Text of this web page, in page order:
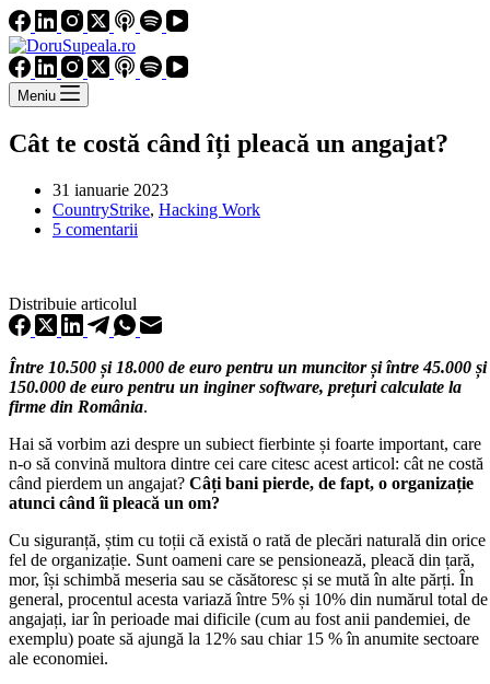
Meniu
Cât te costă când îți pleacă un angajat?
31 ianuarie 2023
CountryStrike, Hacking Work
5 comentarii
Distribuie articolul
Între 10.500 și 18.000 de euro pentru un muncitor și între 45.000 și
150.000 de euro pentru un inginer software, prețuri calculate la
firme din România.
Hai să vorbim azi despre un subiect fierbinte și foarte important, care
n-o să convină multora dintre cei care citesc acest articol: cât ne costă
când pierdem un angajat? Câți bani pierde, de fapt, o organizație
atunci când îi pleacă un om?
Cu siguranță, știm cu toții că există o rată de plecări naturală din orice
fel de organizație. Sunt oameni care se pensionează, pleacă din țară,
mor, își schimbă meseria sau se căsătoresc și se mută în alte părți. În
general, procentul acesta variază între 5% și 10% din numărul total
angajați, iar în perioade mai dificile (cum au fost anii pandemiei, de
exemplu) poate să ajungă la 12% sau chiar 15 % în anumite sectoare
ale economiei.